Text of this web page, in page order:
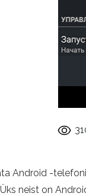
Android -
neist on